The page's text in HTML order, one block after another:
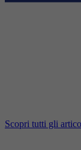
Scopri tutti gli